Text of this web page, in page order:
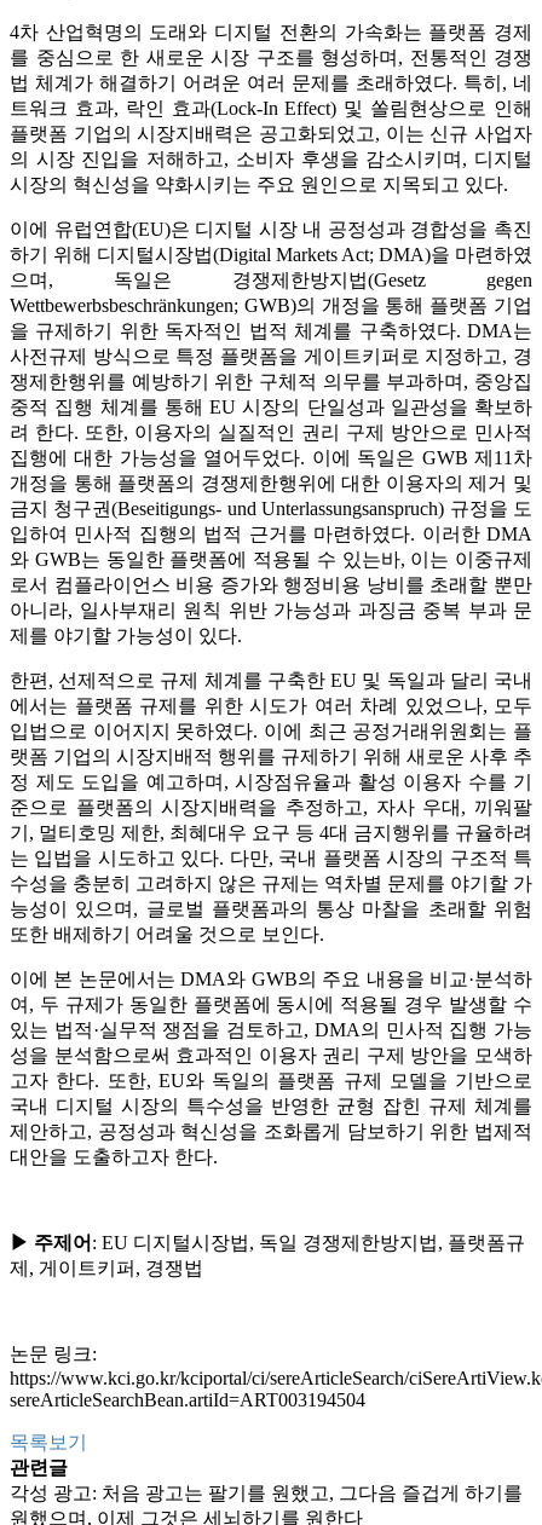
4차 산업혁명의 도래와 디지털 전환의 가속화는 플랫폼 경제
를 중심으로 한 새로운 시장 구조를 형성하며, 전통적인 경쟁
법 체계가 해결하기 어려운 여러 문제를 초래하였다. 특히, 네
트워크 효과, 락인 효과(Lock-In Effect) 및 쏠림현상으로 인해
플랫폼 기업의 시장지배력은 공고화되었고, 이는 신규 사업자
의 시장 진입을 저해하고, 소비자 후생을 감소시키며, 디지털
시장의 혁신성을 약화시키는 주요 원인으로 지목되고 있다.
이에 유럽연합(EU)은 디지털 시장 내 공정성과 경합성을 촉진
하기 위해 디지털시장법(Digital Markets Act; DMA)을 마련하였
으며, 독일은 경쟁제한방지법(Gesetz gegen
Wettbewerbsbeschränkungen; GWB)의 개정을 통해 플랫폼 기업
을 규제하기 위한 독자적인 법적 체계를 구축하였다. DMA는
사전규제 방식으로 특정 플랫폼을 게이트키퍼로 지정하고, 경
쟁제한행위를 예방하기 위한 구체적 의무를 부과하며, 중앙집
중적 집행 체계를 통해 EU 시장의 단일성과 일관성을 확보하
려 한다. 또한, 이용자의 실질적인 권리 구제 방안으로 민사적
집행에 대한 가능성을 열어두었다. 이에 독일은 GWB 제11차
개정을 통해 플랫폼의 경쟁제한행위에 대한 이용자의 제거 및
금지 청구권(Beseitigungs- und Unterlassungsanspruch) 규정을 도
입하여 민사적 집행의 법적 근거를 마련하였다. 이러한 DMA
와 GWB는 동일한 플랫폼에 적용될 수 있는바, 이는 이중규제
로서 컴플라이언스 비용 증가와 행정비용 낭비를 초래할 뿐만
아니라, 일사부재리 원칙 위반 가능성과 과징금 중복 부과 문
제를 야기할 가능성이 있다.
한편, 선제적으로 규제 체계를 구축한 EU 및 독일과 달리 국내
에서는 플랫폼 규제를 위한 시도가 여러 차례 있었으나, 모두
입법으로 이어지지 못하였다. 이에 최근 공정거래위원회는 플
랫폼 기업의 시장지배적 행위를 규제하기 위해 새로운 사후 추
정 제도 도입을 예고하며, 시장점유율과 활성 이용자 수를 기
준으로 플랫폼의 시장지배력을 추정하고, 자사 우대, 끼워팔
기, 멀티호밍 제한, 최혜대우 요구 등 4대 금지행위를 규율하려
는 입법을 시도하고 있다. 다만, 국내 플랫폼 시장의 구조적 특
수성을 충분히 고려하지 않은 규제는 역차별 문제를 야기할 가
능성이 있으며, 글로벌 플랫폼과의 통상 마찰을 초래할 위험
또한 배제하기 어려울 것으로 보인다.
이에 본 논문에서는 DMA와 GWB의 주요 내용을 비교·분석하
여, 두 규제가 동일한 플랫폼에 동시에 적용될 경우 발생할 수
있는 법적·실무적 쟁점을 검토하고, DMA의 민사적 집행 가능
성을 분석함으로써 효과적인 이용자 권리 구제 방안을 모색하
고자 한다. 또한, EU와 독일의 플랫폼 규제 모델을 기반으로
국내 디지털 시장의 특수성을 반영한 균형 잡힌 규제 체계를
제안하고, 공정성과 혁신성을 조화롭게 담보하기 위한 법제적
대안을 도출하고자 한다.
▶ 주제어 : EU 디지털시장법, 독일 경쟁제한방지법, 플랫폼규
제, 게이트키퍼, 경쟁법
논문 링크:
https://www.kci.go.kr/kciportal/ci/sereArticleSearch/
sereArticleSearchBean.artiId=ART003194504
목록보기
관련글
각성 광고: 처음 광고는 팔기를 원했고, 그다음 즐겁게 하기를
원했으며, 이제 그것은 세뇌하기를 원한다